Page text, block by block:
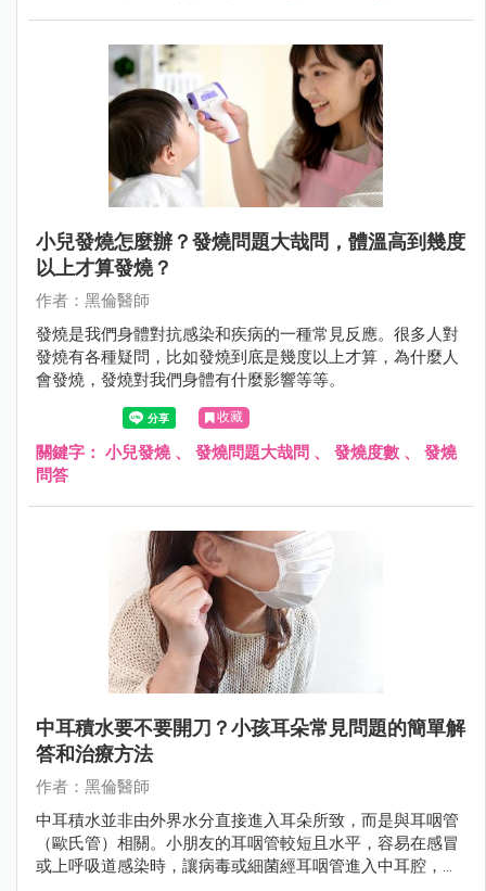
小兒發燒怎麼辦？發燒問題大哉問，體溫高到幾度
以上才算發燒？
作者：黑倫醫師
發燒是我們身體對抗感染和疾病的一種常見反應。很多人對
發燒有各種疑問，比如發燒到底是幾度以上才算，為什麼人
會發燒，發燒對我們身體有什麼影響等等。
收藏
關鍵字： 小兒發燒、 發燒問題大哉問 、 發燒度數 、 發燒
問答
中耳積水要不要開刀？小孩耳朵常見問題的簡單解
答和治療方法
作者：黑倫醫師
中耳積水並非由外界水分直接進入耳朵所致，而是與耳咽管
（歐氏管）相關。小朋友的耳咽管較短且水平，容易在感冒
或上呼吸道感染時，讓病毒或細菌經耳咽管進入中耳腔，導